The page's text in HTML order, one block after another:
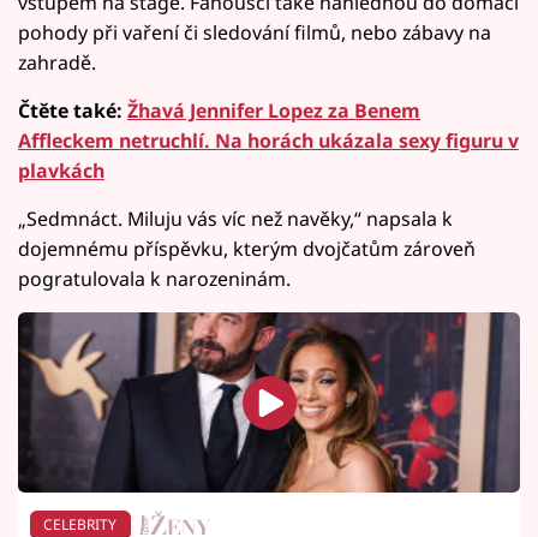
pohody při vaření či sledování filmů, nebo zábavy na
zahradě.
Čtěte také: Žhavá Jennifer Lopez za Benem
Affleckem netruchlí. Na horách ukázala sexy figuru v
plavkách
„Sedmnáct. Miluju vás víc než navěky,“ napsala k
dojemnému příspěvku, kterým dvojčatům zároveň
pogratulovala k narozeninám.
CELEBRITY